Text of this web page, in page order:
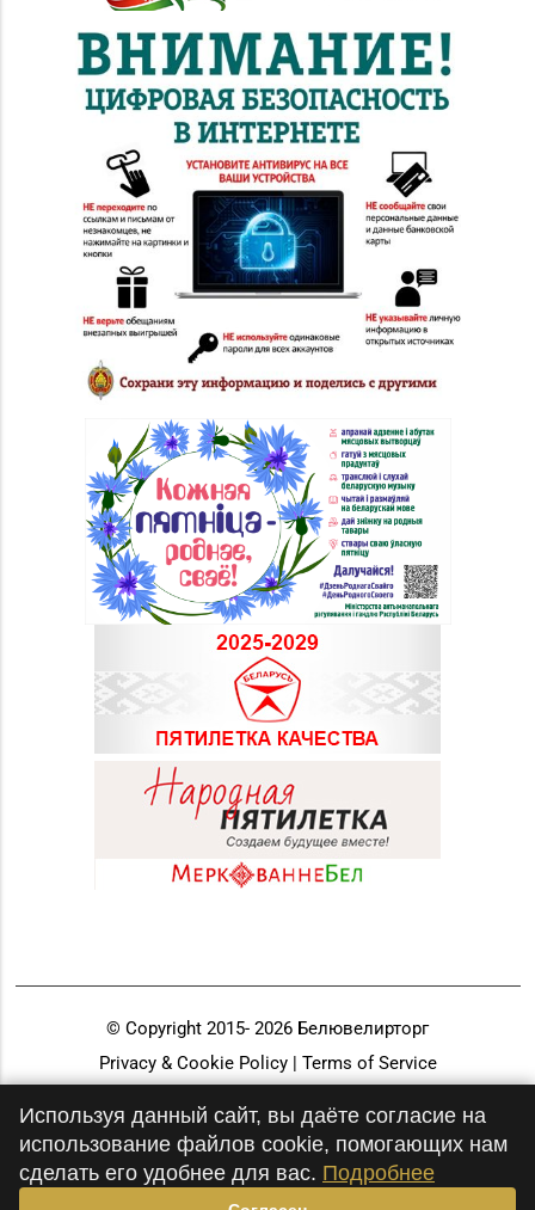
© Copyright 2015- 2026 Белювелирторг
Privacy & Cookie Policy | Terms of Service
Используя данный сайт, вы даёте согласие на
использование файлов cookie, помогающих нам
сделать его удобнее для вас. Подробнее